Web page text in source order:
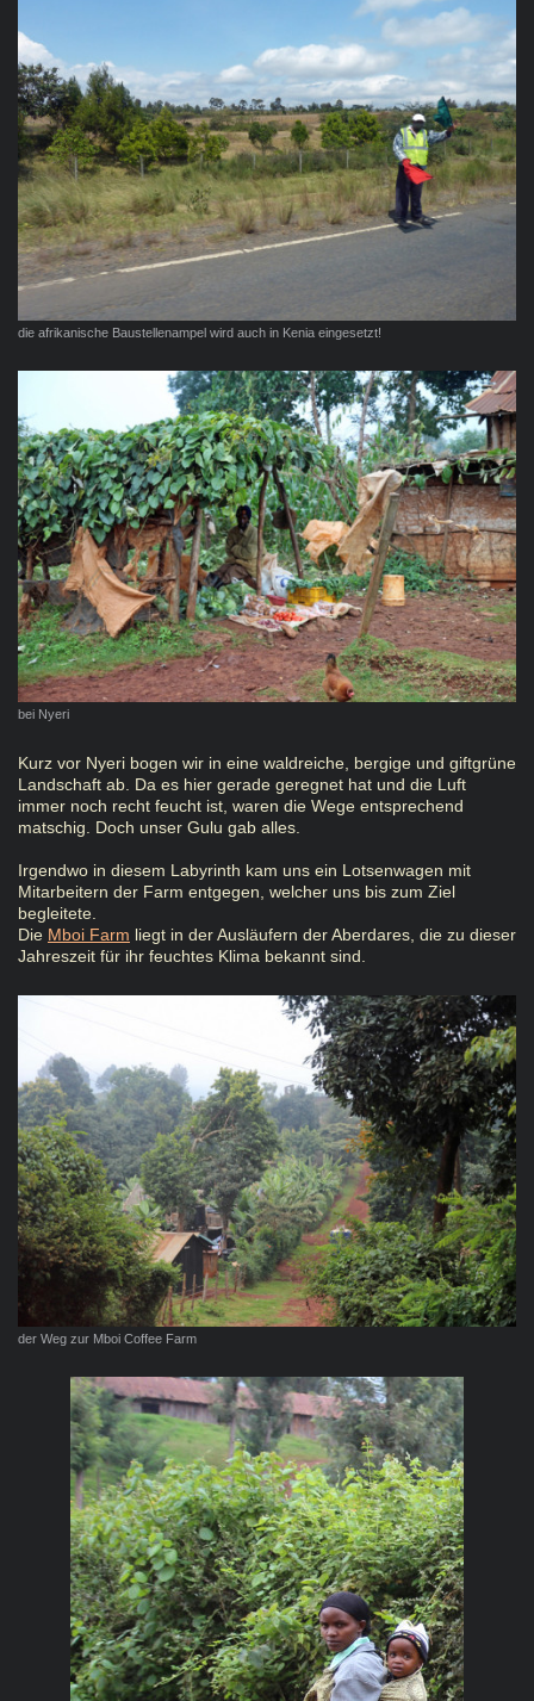
die afrikanische Baustellenampel wird auch in Kenia eingesetzt!
bei Nyeri
Kurz vor Nyeri bogen wir in eine waldreiche, bergige und giftgrüne
Landschaft ab. Da es hier gerade geregnet hat und die Luft
immer noch recht feucht ist, waren die Wege entsprechend
matschig. Doch unser Gulu gab alles.
Irgendwo in diesem Labyrinth kam uns ein Lotsenwagen mit
Mitarbeitern der Farm entgegen, welcher uns bis zum Ziel
begleitete.
Die Mboi Farm liegt in der Ausläufern der Aberdares, die zu dieser
Jahreszeit für ihr feuchtes Klima bekannt sind.
der Weg zur Mboi Coffee Farm